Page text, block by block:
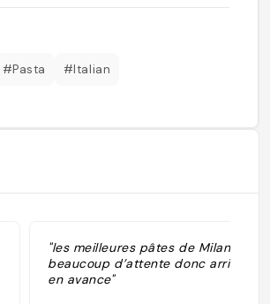
#Pasta #Italian
"les meilleures pâtes de Milan mais
beaucoup d’attente donc arriver très
en avance"